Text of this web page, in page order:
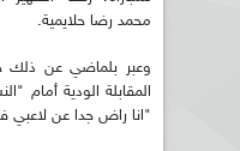
محمد رضا حلايمية.
وعبر بلماضي عن ذلك
المقابلة الودية أمام
"انا راض جدا عن لاعبي